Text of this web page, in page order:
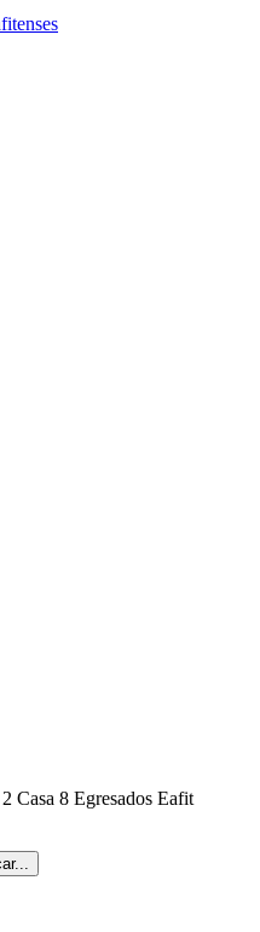
Casa 8 Egresados Eafit